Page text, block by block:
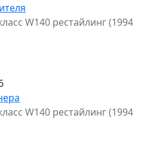
W140 рестайлинг (1994
W140 рестайлинг (1994